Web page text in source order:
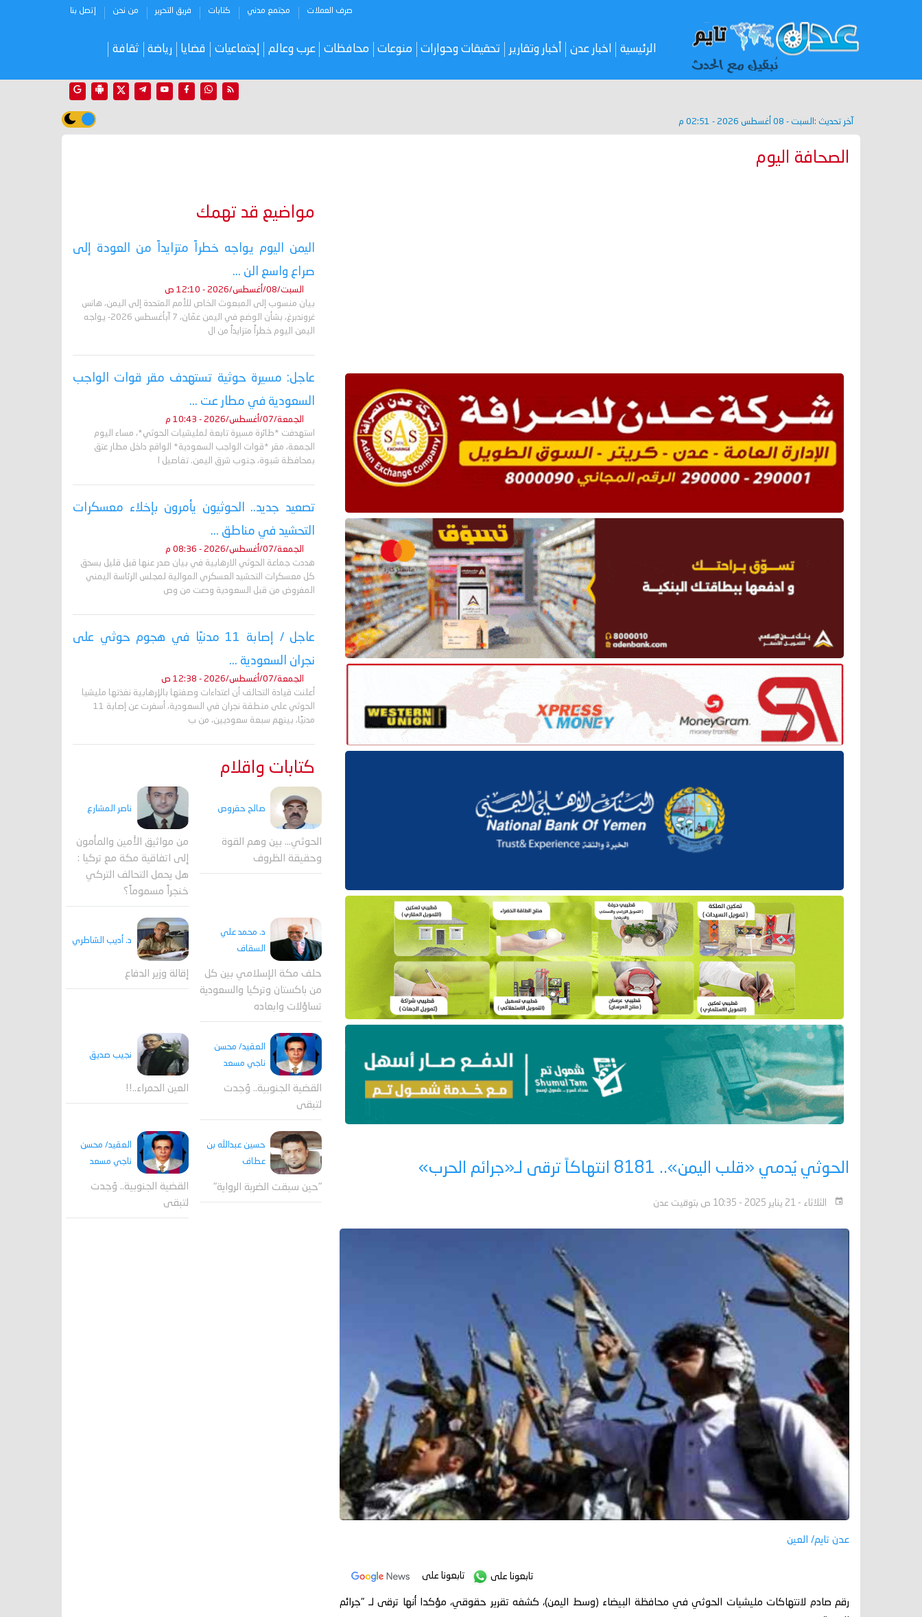
صرف العملات مجتمع مدني كتابات فريق التحرير من نحن إتصل بنا
الرئيسية اخبار عدن أخبار وتقارير تحقيقات وحوارات منوعات محافظات عرب وعالم إجتماعيات قضايا رياضة ثقافة
آخر تحديث : السبت - 08 أغسطس 2026 - 02:51 م
الصحافة اليوم
الحوثي يُدمي «قلب اليمن».. 8181 انتهاكاً ترقى لـ«جرائم الحرب»
الثلاثاء - 21 يناير 2025 - 10:35 ص بتوقيت عدن
عدن تايم/ العين
تابعونا على تابعونا على
رقم صادم لانتهاكات مليشيات الحوثي في محافظة البيضاء (وسط اليمن)، كشفه تقرير حقوقي، مؤكدا أنها ترقى لـ "جرائم
مواضيع قد تهمك
اليمن اليوم يواجه خطراً متزايداً من العودة إلى
صراع واسع الن ...
السبت/08/أغسطس/2026 - 12:10 ص
بيان منسوب إلى المبعوث الخاص للأمم المتحدة إلى اليمن، هانس
غروندبرغ، بشأن الوضع في اليمن عمّان، 7 آبأغسطس 2026- يواجه
اليمن اليوم خطراً متزايداً من ال
عاجل: مسيرة حوثية تستهدف مقر قوات الواجب
السعودية في مطار عت ...
الجمعة/07/أغسطس/2026 - 10:43 م
استهدفت *طائرة مسيرة تابعة لمليشيات الحوثي*، مساء اليوم
الجمعة، مقر *قوات الواجب السعودية* الواقع داخل مطار عتق
بمحافظة شبوة، جنوب شرق اليمن. تفاصيل ا
تصعيد جديد.. الحوثيون يأمرون بإخلاء معسكرات
التحشيد في مناطق ...
الجمعة/07/أغسطس/2026 - 08:36 م
هددت جماعة الحوثي الارهابية في بيان صدر عنها قبل قليل بسحق
كل معسكرات التحشيد العسكري الموالية لمجلس الرئاسة اليمني
المفروض من قبل السعودية ودعت من وص
عاجل / إصابة 11 مدنيًا في هجوم حوثي على
نجران السعودية ...
الجمعة/07/أغسطس/2026 - 12:38 ص
أعلنت قيادة التحالف أن اعتداءات وصفتها بالإرهابية نفذتها مليشيا
الحوثي على منطقة نجران في السعودية، أسفرت عن إصابة 11
مدنيًا، بينهم سبعة سعوديين، من ب
كتابات واقلام
صالح حقروص
الحوثي... بين وهم القوة
وحقيقة الظروف
ناصر المشارع
من مواثيق الأمين والمأمون
إلى اتفاقية مكة مع تركيا :
هل يحمل التحالف التركي
خنجراً مسموماً؟
د. محمد علي
السقاف
حلف مكة الإسلامي بين كل
من باكستان وتركيا والسعودية
تساؤلات وابعاده
د. أديب الشاطري
إقالة وزير الدفاع
العقيد/ محسن
ناجي مسعد
القضية الجنوبية.. وُجدت
لتبقى
نجيب صديق
العين الحمراء..!!
حسين عبدالله بن
عطاف
"حين سبقت الضربة الرواية"
العقيد/ محسن
ناجي مسعد
القضية الجنوبية.. وُجدت
لتبقى